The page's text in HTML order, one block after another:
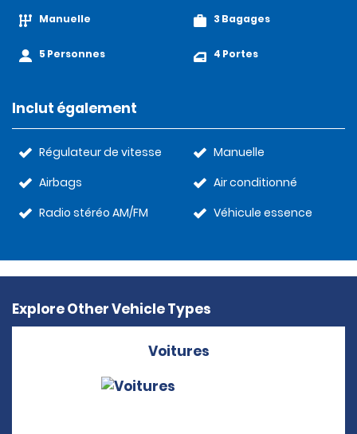
Manuelle
5 Personnes
3 Bagages
4 Portes
Inclut également
Régulateur de vitesse
Airbags
Radio stéréo AM/FM
Manuelle
Air conditionné
Véhicule essence
Explore Other Vehicle Types
Voitures